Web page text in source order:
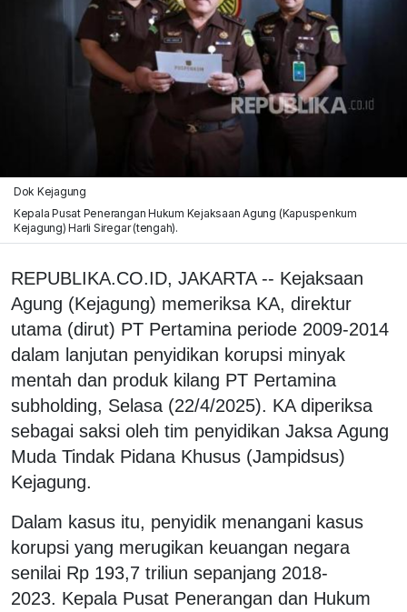
Dok Kejagung
Kepala Pusat Penerangan Hukum Kejaksaan Agung (Kapuspenkum
Kejagung) Harli Siregar (tengah).
REPUBLIKA.CO.ID, JAKARTA -- Kejaksaan
Agung (Kejagung) memeriksa KA, direktur
utama (dirut) PT Pertamina periode 2009-2014
dalam lanjutan penyidikan korupsi minyak
mentah dan produk kilang PT Pertamina
subholding, Selasa (22/4/2025). KA diperiksa
sebagai saksi oleh tim penyidikan Jaksa Agung
Muda Tindak Pidana Khusus (Jampidsus)
Kejagung.
Dalam kasus itu, penyidik menangani kasus
korupsi yang merugikan keuangan negara
senilai Rp 193,7 triliun sepanjang 2018-
2023. Kepala Pusat Penerangan dan Hukum